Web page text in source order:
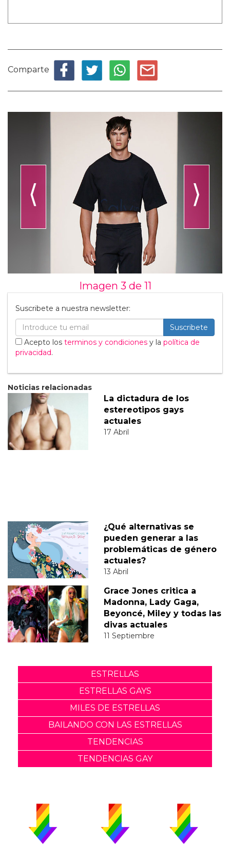
Comparte
⟨ ⟩
Imagen 3 de 11
Suscribete a nuestra newsletter:
Suscribete
Acepto los terminos y condiciones y la política de
privacidad.
Noticias relacionadas
La dictadura de los
estereotipos gays
actuales
17 Abril
¿Qué alternativas se
pueden generar a las
problemáticas de género
actuales?
13 Abril
Grace Jones critica a
Madonna, Lady Gaga,
Beyoncé, Miley y todas las
divas actuales
11 Septiembre
ESTRELLAS
ESTRELLAS GAYS
MILES DE ESTRELLAS
BAILANDO CON LAS ESTRELLAS
TENDENCIAS
TENDENCIAS GAY